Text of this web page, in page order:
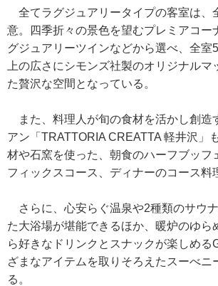
全てラグジュアリータイプの客室は、
意。四季折々の景色を望むプレミアコー
グジュアリーツインなどから選べ、全室
上の広さにシモンズ社製のオリジナルマ
た贅沢な空間となっている。
また、料理人が旬の食材を活かし創造
アン「TRATTORIA CREATTA 軽井沢」
材や石窯を使った、朝食のハーフブッフ
フィックスコース、ディナーのコース料
さらに、心安らぐ温泉や2種類のサウ
た大浴場が堪能できるほか、暖炉のゆら
ら好きなドリンクとスナックが楽しめる
ざまなアイテムを取りそろえたスーべニ
る。